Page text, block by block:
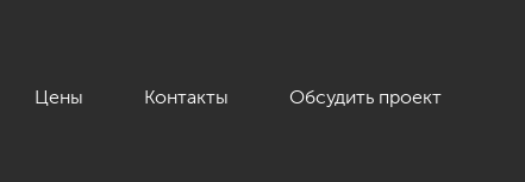
Цены Контакты Обсудить проект